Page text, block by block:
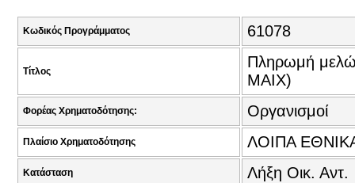
Κωδικός Προγράμματος 61078
Τίτλος
Πληρωμή
ΜΑΙΧ)
Φορέας Χρηματοδότησης: Οργανισμοί
Πλαίσιο Χρηματοδότησης ΛΟΙΠΑ
Κατάσταση Λήξη Οικ. Αντ.